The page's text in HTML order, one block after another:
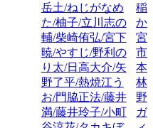
岳土/ねじがなめ
た/柚子/立川志の
輔/柴崎侑弘/宮下
暁/やすじ/野利の
り太/日高大介/矢
野了平/熱焼江う
お/門脇正法/藤井
満/藤井玲子/小町
稲
か
宮
市
本
林
野
ガ